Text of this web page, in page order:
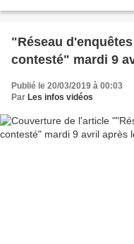
"Réseau
contesté" mardi 9
Publié le 20/03/2019 à 00:03
Par Les infos vidéos